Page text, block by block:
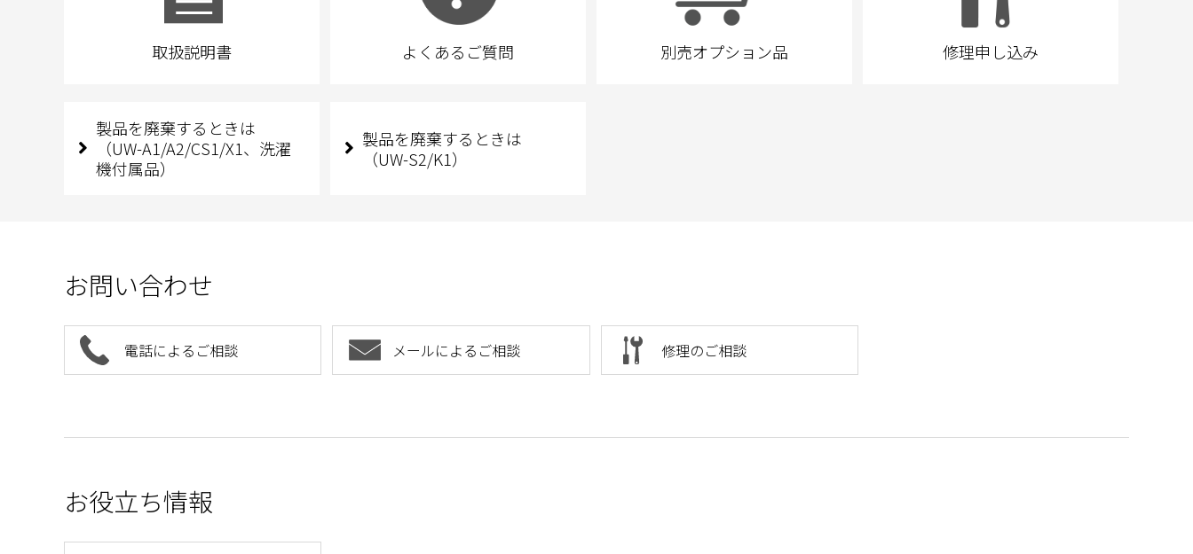
取扱説明書 よくあるご質問 別売オプション品 修理申し込み
製品を廃棄するときは
（UW-A1/A2/CS1/X1、洗濯
機付属品）
製品を廃棄するときは
（UW-S2/K1）
お問い合わせ
電話によるご相談 メールによるご相談 修理のご相談
お役立ち情報